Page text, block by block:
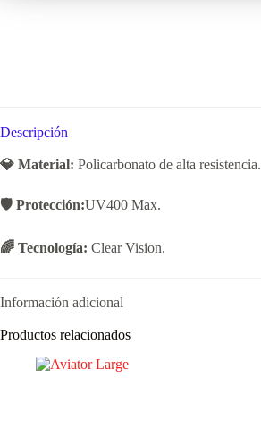
Descripción
💎 Material: Policarbonato de alta resistencia.
🛡️ Protección:UV400 Max.
🌈 Tecnología: Clear Vision.
Información adicional
Productos relacionados